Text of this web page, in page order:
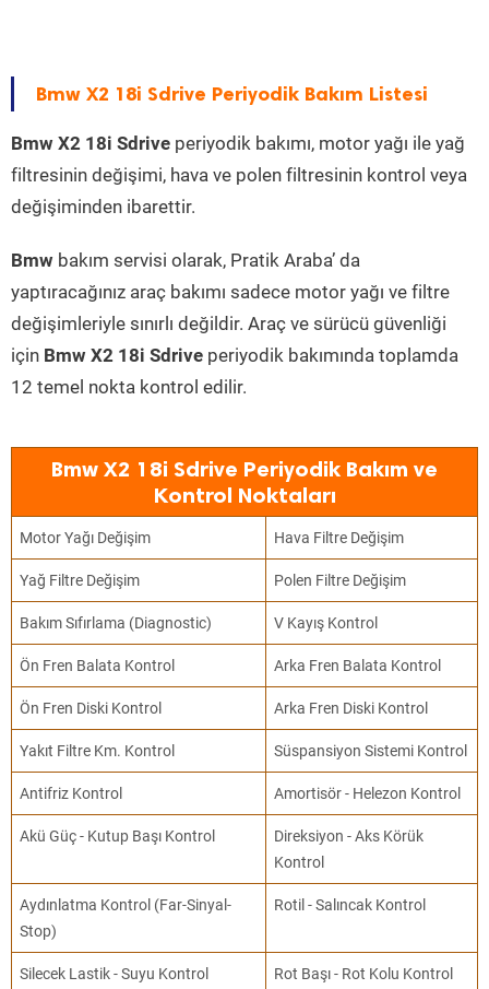
Bmw X2 18i Sdrive Periyodik Bakım Listesi
Bmw X2 18i Sdrive periyodik bakımı, motor yağı ile yağ
filtresinin değişimi, hava ve polen filtresinin kontrol veya
değişiminden ibarettir.
Bmw bakım servisi olarak, Pratik Araba’ da
yaptıracağınız araç bakımı sadece motor yağı ve filtre
değişimleriyle sınırlı değildir. Araç ve sürücü güvenliği
için Bmw X2 18i Sdrive periyodik bakımında toplamda
12 temel nokta kontrol edilir.
Bmw X2 18i Sdrive Periyodik Bakım ve
Kontrol Noktaları
Motor Yağı Değişim Hava Filtre Değişim
Yağ Filtre Değişim Polen Filtre Değişim
Bakım Sıfırlama (Diagnostic) V Kayış Kontrol
Ön Fren Balata Kontrol Arka Fren Balata Kontrol
Ön Fren Diski Kontrol Arka Fren Diski Kontrol
Yakıt Filtre Km. Kontrol Süspansiyon Sistemi Kontrol
Antifriz Kontrol Amortisör - Helezon Kontrol
Akü Güç - Kutup Başı Kontrol
Direksiyon - Aks Körük
Kontrol
Aydınlatma Kontrol (Far-Sinyal-
Stop)
Rotil - Salıncak Kontrol
Silecek Lastik - Suyu Kontrol Rot Başı - Rot Kolu Kontrol